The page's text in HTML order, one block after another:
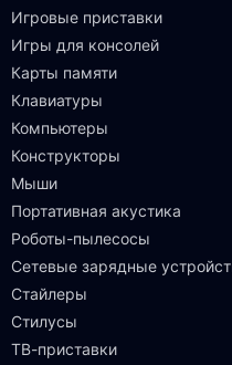
Игровые приставки
Игры для консолей
Карты памяти
Клавиатуры
Компьютеры
Конструкторы
Мыши
Портативная акустика
Роботы-пылесосы
Сетевые зарядные
Стайлеры
Стилусы
ТВ-приставки